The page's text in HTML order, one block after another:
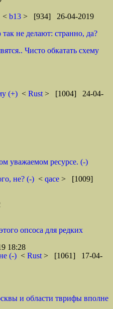
< b13 > [934] 26-04-2019
не делают: странно, да?
Чисто обкатать схему
(+) < Rust > [1004] 24-04-
уважаемом ресурсе. (-)
не? (-) < qace > [1009]
опсоса для редких
18:28
(-) < Rust > [1061] 17-04-
и области тврифы вполне